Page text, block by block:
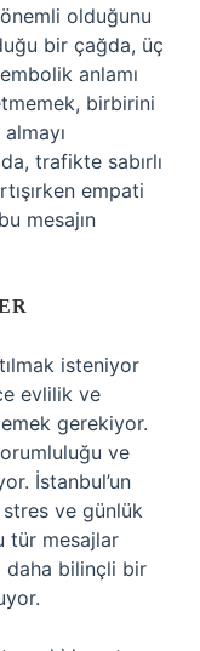
olduğunu
bir çağda, üç
anlamı
birbirini
trafikte sabırlı
empati
mesajın
isteniyor
evlilik ve
gerekiyor.
ve
İstanbul’un
stres ve günlük
tür mesajlar
daha bilinçli bir